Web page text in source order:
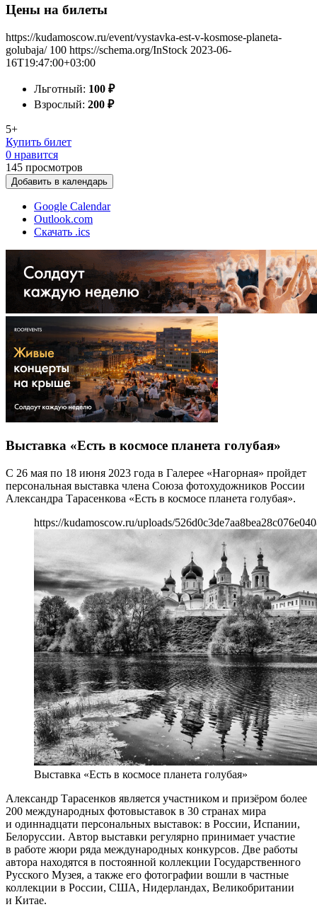
Цены на билеты
https://kudamoscow.ru/event/vystavka-est-v-kosmose-planeta-
golubaja/ 100 https://schema.org/InStock 2023-06-
16T19:47:00+03:00
Льготный: 100 ₽
Взрослый: 200 ₽
5+
Купить билет
0 нравится
145 просмотров
Добавить в календарь
Google Calendar
Outlook.com
Скачать .ics
Выставка «Есть в космосе планета голубая»
С 26 мая по 18 июня 2023 года в Галерее «Нагорная» пройдет
персональная выставка члена Союза фотохудожников России
Александра Тарасенкова «Есть в космосе планета голубая».
https://kudamoscow.ru/uploads/
Выставка «Есть в космосе планета голубая»
Александр Тарасенков является участником и призёром более
200 международных фотовыставок в 30 странах мира
и одиннадцати персональных выставок: в России, Испании,
Белоруссии. Автор выставки регулярно принимает участие
в работе жюри ряда международных конкурсов. Две работы
автора находятся в постоянной коллекции Государственного
Русского Музея, а также его фотографии вошли в частные
коллекции в России, США, Нидерландах, Великобритании
и Китае.